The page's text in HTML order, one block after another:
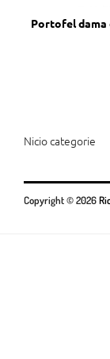
Portofel dama
Nicio categorie
Copyright © 2026